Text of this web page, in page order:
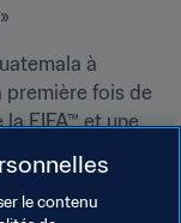
à
première fois de
FIFA™ et une
le contenu